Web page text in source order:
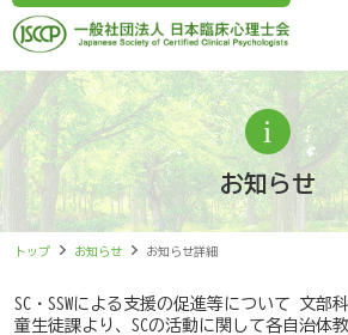
お知らせ
トップ お知らせ お知らせ詳細
SC・SSWによる支援の促進等について 文部
童生徒課より、SCの活動に関して各自治体